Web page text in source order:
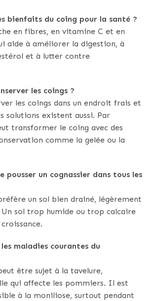
bienfaits du coing pour la santé ?
en fibres, en vitamine C et en
aide à améliorer la digestion, à
et à lutter contre
les coings ?
les coings dans un endroit frais et
solutions existent aussi. Par
transformer le coing avec des
comme la gelée ou la
pousser un cognassier dans tous les
un sol bien drainé, légèrement
Un sol trop humide ou trop calcaire
maladies courantes du
être sujet à la tavelure,
qui affecte les pommiers. Il est
à la moniliose, surtout pendant